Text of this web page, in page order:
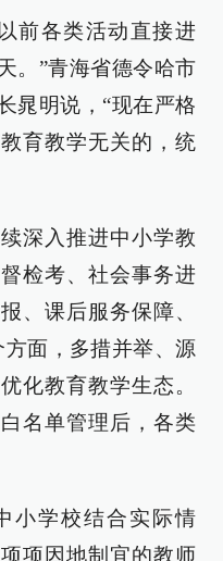
前各类活动直接进
。”青海省德令哈市
晁明说，“现在严格
育教学无关的，统
深入推进中小学教
检考、社会事务进
、课后服务保障、
面，多措并举、源
化教育教学生态。
名单管理后，各类
小学校结合实际情
项因地制宜的教师